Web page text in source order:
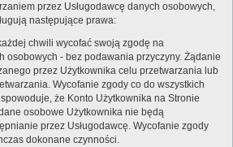
przez Usługodawcę danych osobowych,
następujące prawa:
chwili wycofać swoją zgodę na
osobowych - bez podawania przyczyny. Żądanie
przez Użytkownika celu przetwarzania lub
Wycofanie zgody co do wszystkich
że Konto Użytkownika na Stronie
osobowe Użytkownika nie będą
przez Usługodawcę. Wycofanie zgody
dokonane czynności.